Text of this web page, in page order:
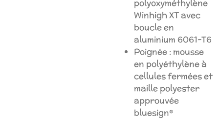
polyoxyméthylène
Winhigh XT avec
boucle en
aluminium 6061-T6
Poignée : mousse
en polyéthylène à
cellules fermées et
maille polyester
approuvée
bluesign®